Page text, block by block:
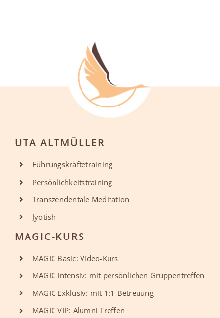
UTA ALTMÜLLER
Führungskräftetraining
Persönlichkeitstraining
Transzendentale Meditation
Jyotish
MAGIC-KURS
MAGIC Basic: Video-Kurs
MAGIC Intensiv: mit persönlichen Gruppentreffen
MAGIC Exklusiv: mit 1:1 Betreuung
MAGIC VIP: Alumni Treffen